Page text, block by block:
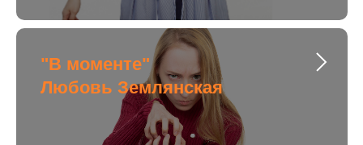
"В моменте"
Любовь Землянская